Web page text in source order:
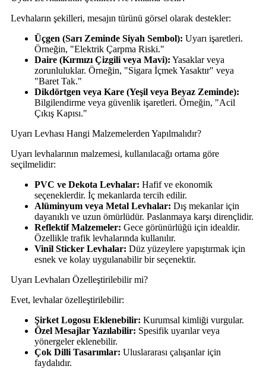
Levhaların şekilleri, mesajın türünü görsel olarak destekler:
Üçgen (Sarı Zeminde Siyah Sembol): Uyarı işaretleri.
Örneğin, "Elektrik Çarpma Riski."
Daire (Kırmızı Çizgili veya Mavi): Yasaklar veya
zorunluluklar. Örneğin, "Sigara İçmek Yasaktır" veya
"Baret Tak."
Dikdörtgen veya Kare (Yeşil veya Beyaz Zeminde):
Bilgilendirme veya güvenlik işaretleri. Örneğin, "Acil
Çıkış Kapısı."
Uyarı Levhası Hangi Malzemelerden Yapılmalıdır?
Uyarı levhalarının malzemesi, kullanılacağı ortama göre
seçilmelidir:
PVC ve Dekota Levhalar: Hafif ve ekonomik
seçeneklerdir. İç mekanlarda tercih edilir.
Alüminyum veya Metal Levhalar: Dış mekanlar için
dayanıklı ve uzun ömürlüdür. Paslanmaya karşı dirençlidir.
Reflektif Malzemeler: Gece görünürlüğü için idealdir.
Özellikle trafik levhalarında kullanılır.
Vinil Sticker Levhalar: Düz yüzeylere yapıştırmak için
esnek ve kolay uygulanabilir bir seçenektir.
Uyarı Levhaları Özelleştirilebilir mi?
Evet, levhalar özelleştirilebilir:
Şirket Logosu Eklenebilir: Kurumsal kimliği vurgular.
Özel Mesajlar Yazılabilir: Spesifik uyarılar veya
yönergeler eklenebilir.
Çok Dilli Tasarımlar: Uluslararası çalışanlar için
faydalıdır.